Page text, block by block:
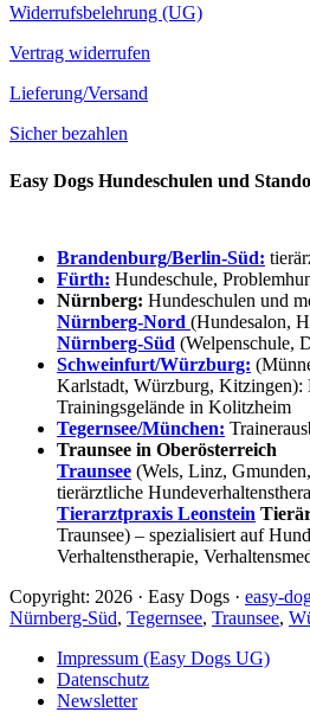
Widerrufsbelehrung (UG)
Vertrag widerrufen
Lieferung/Versand
Sicher bezahlen
Easy Dogs Hundeschulen und
Brandenburg/Berlin-Süd:
Fürth: Hundeschule,
Nürnberg: Hundeschulen und
Nürnberg-Nord (Hundesalon,
Nürnberg-Süd (Welpenschule,
Schweinfurt/Würzburg:
Karlstadt, Würzburg, Kitzingen):
Trainingsgelände in Kolitzheim
Tegernsee/München:
Traunsee in Oberösterreich
Traunsee (Wels, Linz,
tierärztliche
Tierarztpraxis Leonstein
Traunsee) – spezialisiert auf
Verhaltenstherapie,
Copyright: 2026 · Easy Dogs · easy-
Nürnberg-Süd, Tegernsee, Traunsee,
Impressum (Easy Dogs UG)
Datenschutz
Newsletter